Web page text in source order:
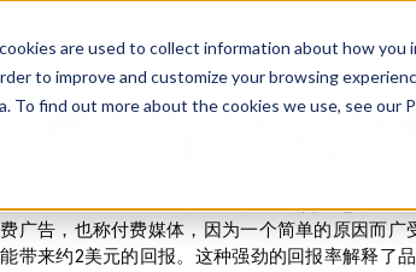
are used to collect information about how
to improve and customize your browsing
find out more about the cookies we use, see our
솔루션 플랫폼
费广告介绍 [付
广告，也称付费媒体，因为一个简单的原因而
带来约2美元的回报。这种强劲的回报率解释了